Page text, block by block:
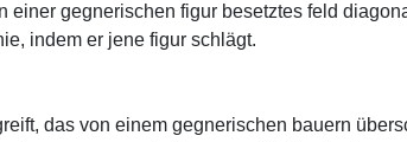
einer gegnerischen figur besetztes feld
indem er jene figur schlägt.
das von einem gegnerischen bauern